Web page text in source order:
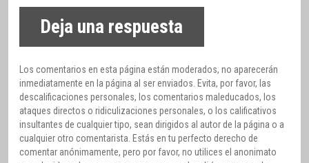
Deja una respuesta
Los comentarios en esta página están moderados, no aparecerán
inmediatamente en la página al ser enviados. Evita, por favor, las
descalificaciones personales, los comentarios maleducados, los
ataques directos o ridiculizaciones personales, o los calificativos
insultantes de cualquier tipo, sean dirigidos al autor de la página o a
cualquier otro comentarista. Estás en tu perfecto derecho de
comentar anónimamente, pero por favor, no utilices el anonimato